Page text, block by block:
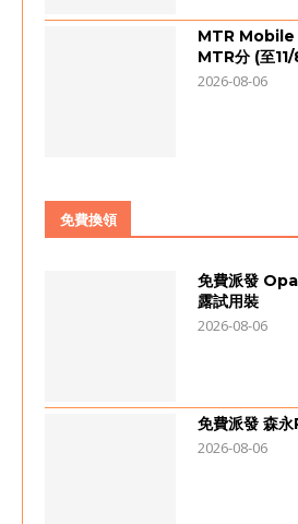
MTR Mobile
MTR分 (至
2026-08-06
免費換領
免費派發
露試用裝
2026-08-06
免費派發 森
2026-08-06